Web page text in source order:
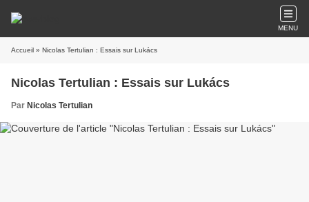
MENU
Accueil » Nicolas Tertulian : Essais sur Lukács
Nicolas Tertulian : Essais sur Lukács
Par Nicolas Tertulian